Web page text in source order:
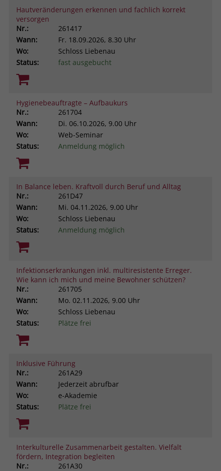
Hautveränderungen erkennen und fachlich korrekt
versorgen
Nr.:
261417
Wann:
Fr. 18.09.2026, 8.30 Uhr
Wo:
Schloss Liebenau
Status:
fast ausgebucht
Hygienebeauftragte – Aufbaukurs
Nr.:
261704
Wann:
Di. 06.10.2026, 9.00 Uhr
Wo:
Web-Seminar
Status:
Anmeldung möglich
In Balance leben. Kraftvoll durch Beruf und Alltag
Nr.:
261D47
Wann:
Mi. 04.11.2026, 9.00 Uhr
Wo:
Schloss Liebenau
Status:
Anmeldung möglich
Infektionserkrankungen inkl. multiresistente Erreger.
Wie kann ich mich und meine Bewohner schützen?
Nr.:
261705
Wann:
Mo. 02.11.2026, 9.00 Uhr
Wo:
Schloss Liebenau
Status:
Plätze frei
Inklusive Führung
Nr.:
261A29
Wann:
Jederzeit abrufbar
Wo:
e-Akademie
Status:
Plätze frei
Interkulturelle Zusammenarbeit gestalten. Vielfalt
fördern, Integration begleiten
Nr.:
261A30